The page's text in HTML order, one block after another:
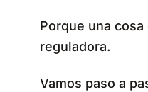
Porque una
reguladora.
Vamos paso a